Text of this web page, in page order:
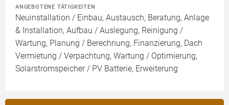
ANGEBOTENE TÄTIGKEITEN
Neuinstallation / Einbau, Austausch, Beratung, Anlage
& Installation, Aufbau / Auslegung, Reinigung /
Wartung, Planung / Berechnung, Finanzierung, Dach
Vermietung / Verpachtung, Wartung / Optimierung,
Solarstromspeicher / PV Batterie, Erweiterung